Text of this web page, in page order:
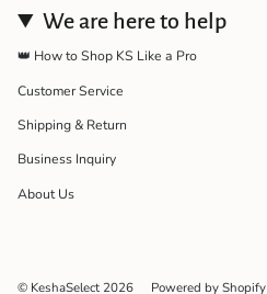
We are here to help
👑 How to Shop KS Like a Pro
Customer Service
Shipping & Return
Business Inquiry
About Us
© KeshaSelect 2026 Powered by Shopify